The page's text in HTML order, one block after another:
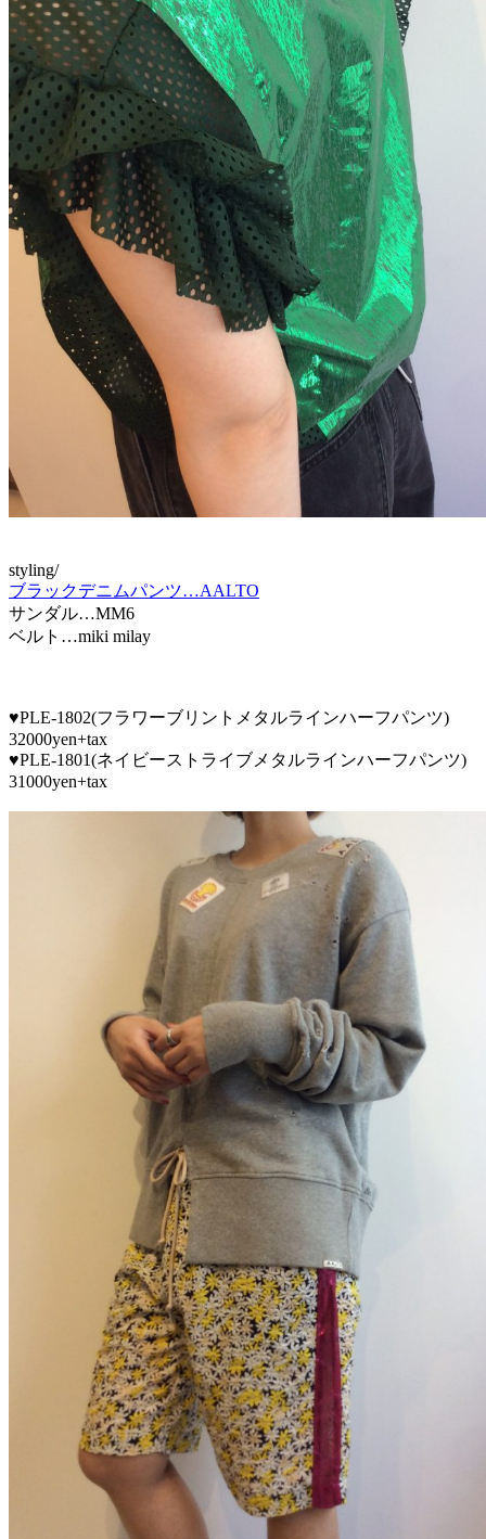
styling/
ブラックデニムパンツ…AALTO
サンダル…MM6
ベルト…miki milay
♥PLE-1802(フラワーブリントメタルラインハーフパンツ)
32000yen+tax
♥PLE-1801(ネイビーストライブメタルラインハーフパンツ)
31000yen+tax